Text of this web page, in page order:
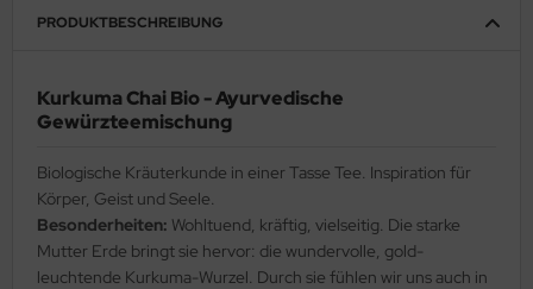
PRODUKTBESCHREIBUNG
Kurkuma Chai Bio - Ayurvedische
Gewürzteemischung
Biologische Kräuterkunde in einer Tasse Tee. Inspiration für
Körper, Geist und Seele.
Besonderheiten: Wohltuend, kräftig, vielseitig. Die starke
Mutter Erde bringt sie hervor: die wundervolle, gold-
leuchtende Kurkuma-Wurzel. Durch sie fühlen wir uns auch in